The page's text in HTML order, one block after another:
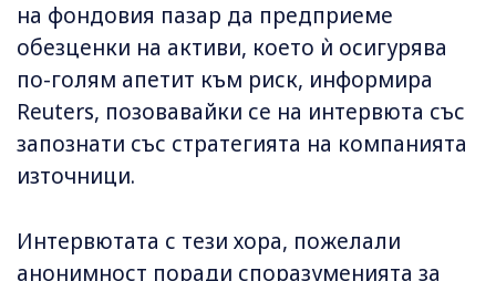
на фондовия пазар да предприеме
обезценки на активи, което ѝ осигурява
по-голям апетит към риск, информира
Reuters, позовавайки се на интервюта със
запознати със стратегията на компанията
източници.
Интервютата с тези хора, пожелали
анонимност поради споразуменията за